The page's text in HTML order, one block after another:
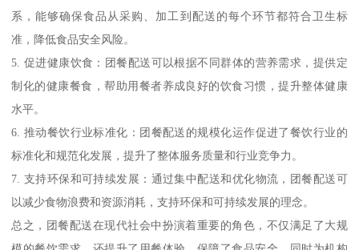
系，能够确保食品从采购、加工到配送的每个环节都符合卫生标
准，降低食品安全风险。
5. 促进健康饮食：团餐配送可以根据不同群体的营养需求，提供定
制化的健康餐食，帮助用餐者养成良好的饮食习惯，提升整体健康
水平。
6. 推动餐饮行业标准化：团餐配送的规模化运作促进了餐饮行业的
标准化和规范化发展，提升了整体服务质量和行业竞争力。
7. 支持环保和可持续发展：通过集中配送和优化物流，团餐配送可
以减少食物浪费和资源消耗，支持环保和可持续发展的理念。
总之，团餐配送在现代社会中扮演着重要的角色，不仅满足了大规